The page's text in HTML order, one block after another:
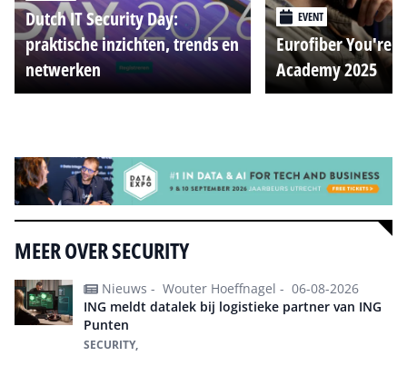
Dutch IT Security Day:
praktische inzichten, trends en
netwerken
EVENT
Eurofiber You're
Academy 2025
MEER OVER SECURITY
Nieuws - Wouter Hoeffnagel - 06-08-2026
ING meldt datalek bij logistieke partner van ING
Punten
SECURITY,